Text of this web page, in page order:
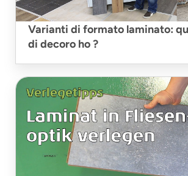
Varianti di formato laminato:
di decoro ho ?